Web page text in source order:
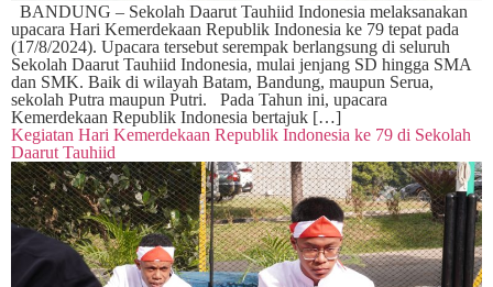
BANDUNG – Sekolah Daarut Tauhiid Indonesia melaksanakan
upacara Hari Kemerdekaan Republik Indonesia ke 79 tepat pada
(17/8/2024). Upacara tersebut serempak berlangsung di seluruh
Sekolah Daarut Tauhiid Indonesia, mulai jenjang SD hingga SMA
dan SMK. Baik di wilayah Batam, Bandung, maupun Serua,
sekolah Putra maupun Putri. Pada Tahun ini, upacara
Kemerdekaan Republik Indonesia bertajuk […]
Kegiatan Hari Kemerdekaan Republik Indonesia ke 79 di Sekolah
Daarut Tauhiid